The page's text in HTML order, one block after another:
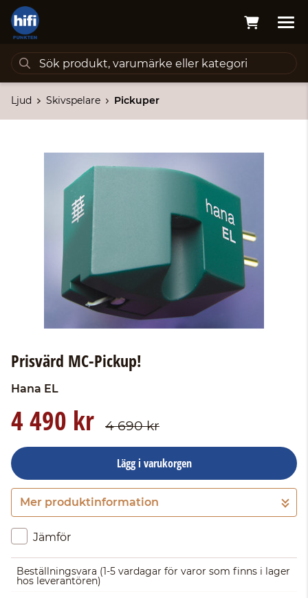
Ljud Skivspelare Pickuper
Prisvärd MC-Pickup!
Hana EL
4 490 kr 4 690 kr
Lägg i varukorgen
Gå till kassan
Mer produktinformation
Jämför
Beställningsvara (1-5 vardagar för varor som finns i lager
hos leverantören)